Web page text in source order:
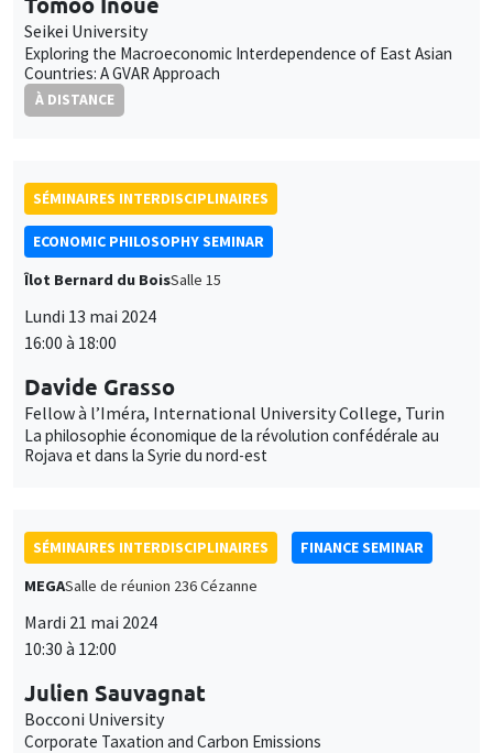
Seikei University
Exploring the Macroeconomic Interdependence of East Asian
Countries: A GVAR Approach
À DISTANCE
SÉMINAIRES INTERDISCIPLINAIRES
ECONOMIC PHILOSOPHY SEMINAR
Îlot Bernard du BoisSalle 15
Lundi 13 mai 2024
16:00 à 18:00
Davide Grasso
Fellow à l’Iméra, International University College, Turin
La philosophie économique de la révolution confédérale au
Rojava et dans la Syrie du nord-est
SÉMINAIRES INTERDISCIPLINAIRES
FINANCE SEMINAR
MEGASalle de réunion 236 Cézanne
Mardi 21 mai 2024
10:30 à 12:00
Julien Sauvagnat
Bocconi University
Corporate Taxation and Carbon Emissions